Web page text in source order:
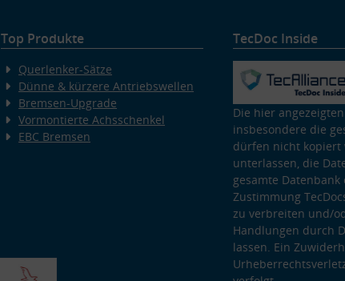
Top Produkte
Querlenker-Sätze
Dünne & kürzere Antriebswellen
Bremsen-Upgrade
Vormontierte Achsschenkel
EBC Bremsen
TecDoc Inside
Die hier angezeigten
insbesondere die
dürfen nicht kopiert
unterlassen, die
gesamte
Zustimmung
zu verbreiten und/
Handlungen durch
lassen. Ein